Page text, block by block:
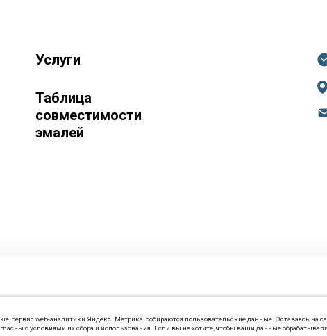
Услуги
Таблица
совместимости
эмалей
сервис web-аналитики Яндекс. Метрика, собираются пользовательские данные. Оставаясь на
с условиями их сбора и использования. Если вы не хотите, чтобы ваши данные